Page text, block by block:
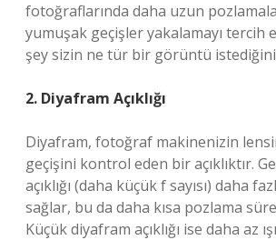
fotoğraflarında daha uzun
yumuşak geçişler yakalamayı tercih
şey sizin ne tür bir görüntü
2. Diyafram Açıklığı
Diyafram, fotoğraf makinenizin
geçişini kontrol eden bir açıklıktır.
açıklığı (daha küçük f sayısı) daha
sağlar, bu da daha kısa pozlama
Küçük diyafram açıklığı ise daha az